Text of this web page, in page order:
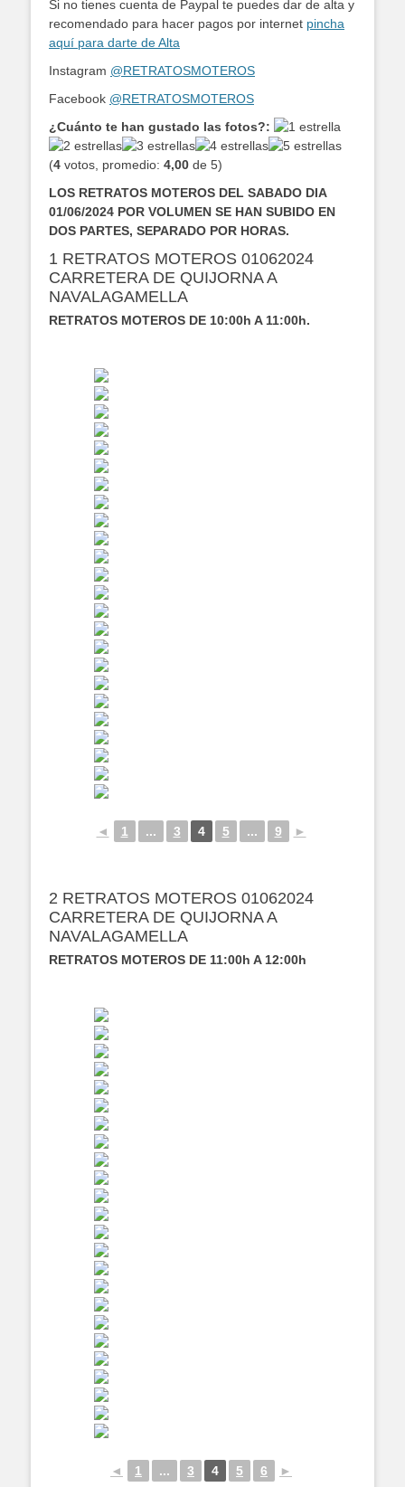
Si no tienes cuenta de Paypal te puedes dar de alta y
recomendado para hacer pagos por internet pincha
aquí para darte de Alta
Instagram @RETRATOSMOTEROS
Facebook @RETRATOSMOTEROS
¿Cuánto te han gustado las fotos?:
(4 votos, promedio: 4,00 de 5)
LOS RETRATOS MOTEROS DEL SABADO DIA
01/06/2024 POR VOLUMEN SE HAN SUBIDO EN
DOS PARTES, SEPARADO POR HORAS.
1 RETRATOS MOTEROS 01062024
CARRETERA DE QUIJORNA A
NAVALAGAMELLA
RETRATOS MOTEROS DE 10:00h A 11:00h.
◄ 1 ... 3 4 5 ... 9 ►
2 RETRATOS MOTEROS 01062024
CARRETERA DE QUIJORNA A
NAVALAGAMELLA
RETRATOS MOTEROS DE 11:00h A 12:00h
◄ 1 ... 3 4 5 6 ►